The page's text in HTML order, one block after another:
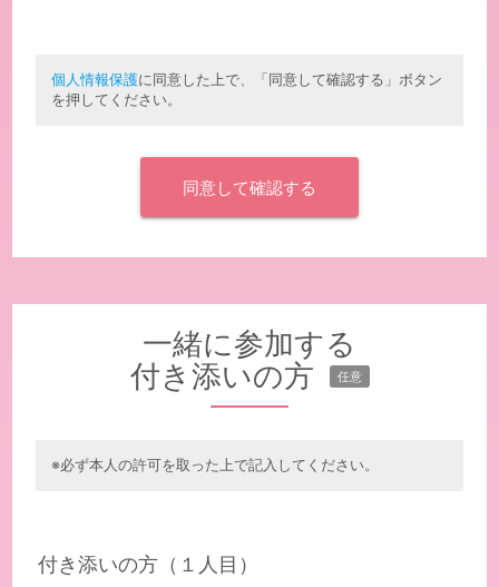
個人情報保護に同意した上で、「同意して確認する」ボタン
を押してください。
一緒に参加する
付き添いの方
任意
※必ず本人の許可を取った上で記入してください。
付き添いの方（１人目）